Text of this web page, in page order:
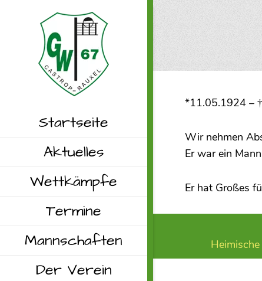
Startseite
Aktuelles
Wettkämpfe
Termine
Mannschaften
Der Verein
*11.05.1924 –
Wir nehmen
Er war ein
Er hat Großes